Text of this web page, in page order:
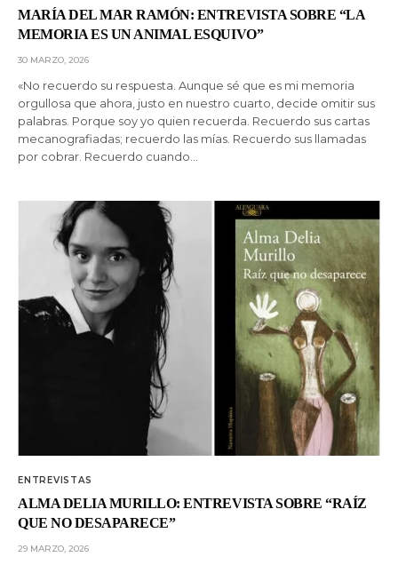
MARÍA DEL MAR RAMÓN: ENTREVISTA SOBRE “LA
MEMORIA ES UN ANIMAL ESQUIVO”
30 MARZO, 2026
«No recuerdo su respuesta. Aunque sé que es mi memoria
orgullosa que ahora, justo en nuestro cuarto, decide omitir sus
palabras. Porque soy yo quien recuerda. Recuerdo sus cartas
mecanografiadas; recuerdo las mías. Recuerdo sus llamadas
por cobrar. Recuerdo cuando…
ENTREVISTAS
ALMA DELIA MURILLO: ENTREVISTA SOBRE “RAÍZ
QUE NO DESAPARECE”
29 MARZO, 2026